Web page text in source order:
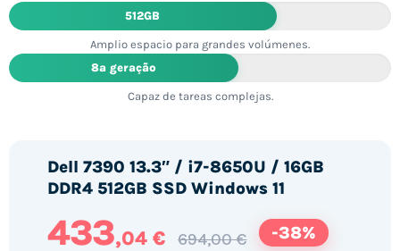
512GB
Amplio espacio para grandes volúmenes.
8ª geração
Capaz de tareas complejas.
Dell 7390 13.3″ / i7-8650U / 16GB
DDR4 512GB SSD Windows 11
433,04 € 694,00 € -38%